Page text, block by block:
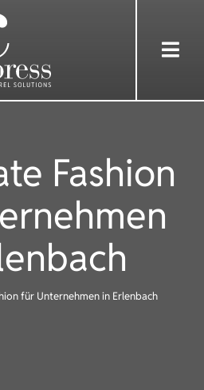
UNS
Fashion
für Unternehmen in Erlenbach